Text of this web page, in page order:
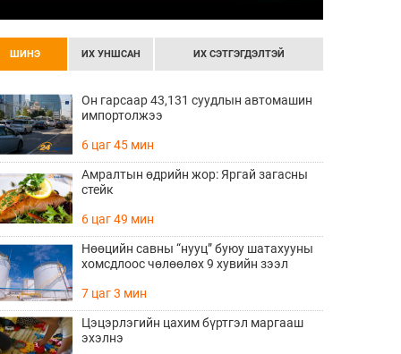
ШИНЭ ИХ УНШСАН ИХ СЭТГЭГДЭЛТЭЙ
Он гарсаар 43,131 суудлын автомашин
импортолжээ
6 цаг 45 мин
Амралтын өдрийн жор: Яргай загасны
стейк
6 цаг 49 мин
Нөөцийн савны “нууц” буюу шатахууны
хомсдлоос чөлөөлөх 9 хувийн зээл
7 цаг 3 мин
Цэцэрлэгийн цахим бүртгэл маргааш
эхэлнэ